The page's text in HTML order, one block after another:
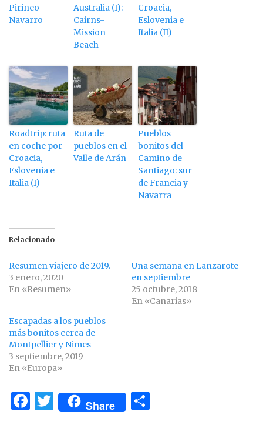
Pirineo
Navarro
Australia (I):
Cairns-
Mission
Beach
Croacia,
Eslovenia e
Italia (II)
Roadtrip: ruta
en coche por
Croacia,
Eslovenia e
Italia (I)
Ruta de
pueblos en el
Valle de Arán
Pueblos
bonitos del
Camino de
Santiago: sur
de Francia y
Navarra
Relacionado
Resumen viajero de 2019.
3 enero, 2020
En «Resumen»
Una semana en Lanzarote
en septiembre
25 octubre, 2018
En «Canarias»
Escapadas a los pueblos
más bonitos cerca de
Montpellier y Nimes
3 septiembre, 2019
En «Europa»
F
T
w
Share